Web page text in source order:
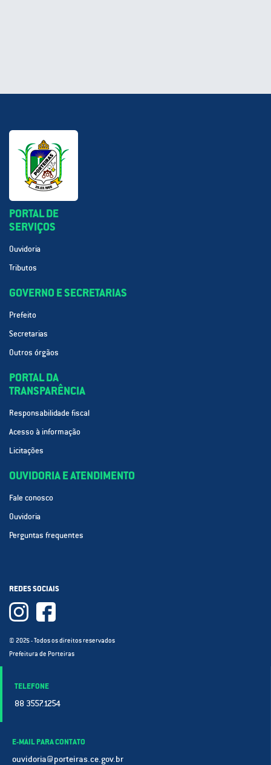
PORTAL DE
SERVIÇOS
Ouvidoria
Tributos
GOVERNO E SECRETARIAS
Prefeito
Secretarias
Outros órgãos
PORTAL DA
TRANSPARÊNCIA
Responsabilidade fiscal
Acesso à informação
Licitações
OUVIDORIA E ATENDIMENTO
Fale conosco
Ouvidoria
Perguntas frequentes
REDES SOCIAIS
© 2025 - Todos os direitos reservados
Prefeitura de Porteiras
TELEFONE
88 3557.1254
E-MAIL PARA CONTATO
ouvidoria@porteiras.ce.gov.br